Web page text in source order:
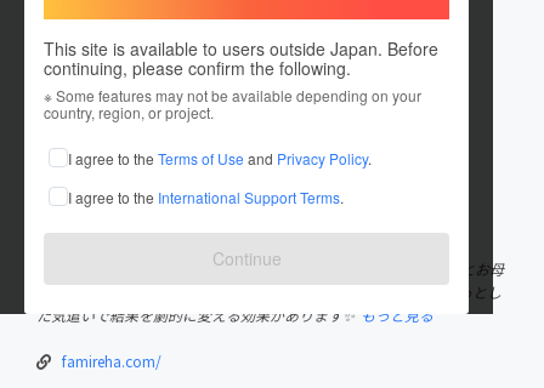
This site is available to users outside Japan. Before
continuing, please confirm the following.
※ Some features may not be available depending on your
country, region, or project.
I agree to the Terms of Use and Privacy Policy.
I agree to the International Support Terms.
Continue
中川 将吾
これまでに26回支援して2件のプロジェクトを投稿しています
在住国：日本 現在地：茨城県
出身国：日本 出身地：未設定
こどもの運動機能の発達を専門にしているドクターです👨‍⚕️こどもとお母
さんの体の健康をサポートする活動を進めています。運動はちょっとし
た気遣いで結果を劇的に変える効果があります✨ もっと見る
famireha.com/